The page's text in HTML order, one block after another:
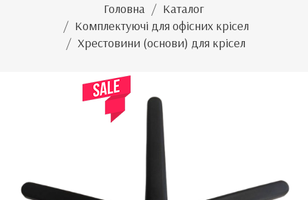
Головна
Каталог
Комплектуючі для офісних крісел
Хрестовини (основи) для крісел